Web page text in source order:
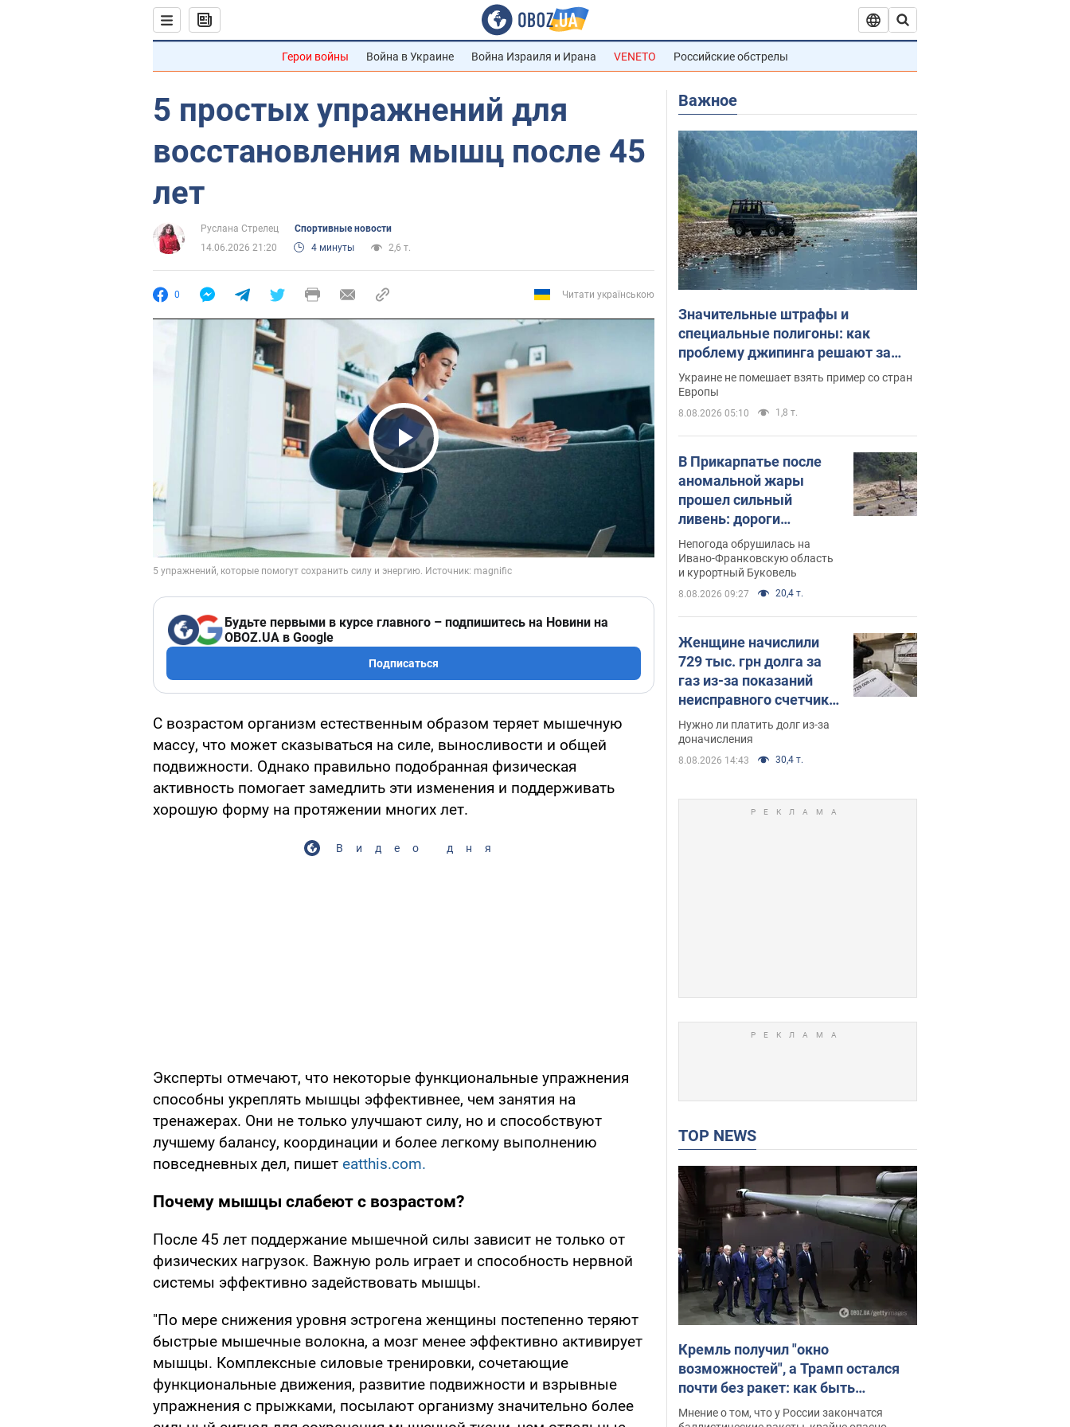
Герои войны Война в Украине Война Израиля и Ирана VENETO Российские обстрелы
5 простых упражнений для
восстановления мышц после 45
лет
Руслана Стрелец
Спортивные новости
14.06.2026 21:20
4 минуты 2,6 т.
0 Читати українською
Play Video
Будьте первыми в курсе главного – подпишитесь на Новини на
OBOZ.UA в Google
Подписаться
С возрастом организм естественным образом теряет мышечную
массу, что может сказываться на силе, выносливости и общей
подвижности. Однако правильно подобранная физическая
активность помогает замедлить эти изменения и поддерживать
хорошую форму на протяжении многих лет.
Видео дня
Эксперты отмечают, что некоторые функциональные упражнения
способны укреплять мышцы эффективнее, чем занятия на
тренажерах. Они не только улучшают силу, но и способствуют
лучшему балансу, координации и более легкому выполнению
повседневных дел, пишет eatthis.com.
Почему мышцы слабеют с возрастом?
После 45 лет поддержание мышечной силы зависит не только от
физических нагрузок. Важную роль играет и способность нервной
системы эффективно задействовать мышцы.
"По мере снижения уровня эстрогена женщины постепенно теряют
быстрые мышечные волокна, а мозг менее эффективно активирует
мышцы. Комплексные силовые тренировки, сочетающие
функциональные движения, развитие подвижности и взрывные
упражнения с прыжками, посылают организму значительно более
Важное
Значительные штрафы и
специальные полигоны: как
проблему джипинга решают за
границей
Украине не помешает взять пример со стран
Европы
8.08.2026 05:10 1,8 т.
В Прикарпатье после
аномальной жары
прошел сильный
ливень: дороги
превратились в реки.
Видео
Непогода обрушилась на
Ивано-Франковскую область
и курортный Буковель
8.08.2026 09:27 20,4 т.
Женщине начислили
729 тыс. грн долга за
газ из-за показаний
неисправного счетчика:
судья вынес
неожиданное решение
Нужно ли платить долг из-за
доначисления
8.08.2026 14:43 30,4 т.
TOP NEWS
Кремль получил "окно
возможностей", а Трамп остался
почти без ракет: как быть
Украине? Интервью с Мельником
Мнение о том, что у России закончатся